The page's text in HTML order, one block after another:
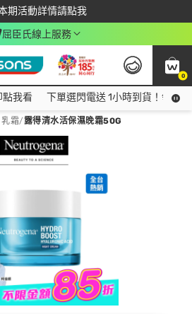
期活動詳情請點我
載app最高回饋$350
屈臣氏線上服務
0
看
點我看 下單選閃電送 1小時到貨！領神
霜/露得清水活保濕晚霜50G